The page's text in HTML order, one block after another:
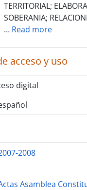
TERRITORIAL;
SOBERANIA;
… Read more
acceso y uso
digital
2008
Asamblea